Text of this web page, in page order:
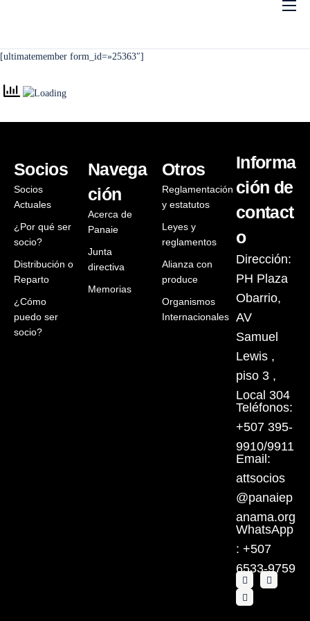
Conocenos
Socios
Contáctenos
Portal de Socios
[ultimatemember form_id=»25363″]
Socios
Socios
Actuales
¿Por qué ser
socio?
Distribución o
Reparto
¿Cómo
puedo ser
socio?
Navega
ción
Acerca de
Panaie
Junta
directiva
Memorias
Otros
Reglamentación
y estatutos
Leyes y
reglamentos
Alianza con
produce
Organismos
Internacionales
Informa
ción de
contact
o
Dirección:
PH Plaza
Obarrio,
AV
Samuel
Lewis ,
piso 3 ,
Local 304
Teléfonos:
+507 395-
9910/9911
Email:
attsocios
@panaiep
anama.org
WhatsApp
: +507
6533-9759